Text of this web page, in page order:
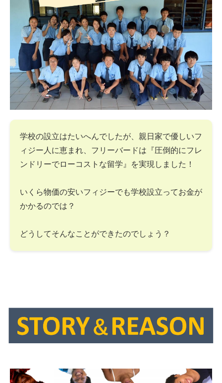
学校の設立はたいへんでしたが、親日家で優しいフ
ィジー人に恵まれ、フリーバードは『圧倒的にフレ
ンドリーでローコストな留学』を実現しました！
いくら物価の安いフィジーでも学校設立ってお金が
かかるのでは？
どうしてそんなことができたのでしょう？